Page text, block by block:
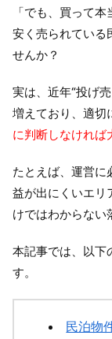
「でも、買って
安く売られている
せんか？
実は、近年“投げ
増えており、適切
に判断しなければ
たとえば、運営に
益が出にくいエリ
けではわからない
本記事では、以下
す。
民泊物